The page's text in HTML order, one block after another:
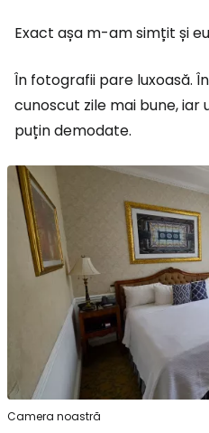
Exact așa m-am simțit și
În fotografii pare luxoasă.
cunoscut zile mai bune,
puțin demodate.
Camera noastră